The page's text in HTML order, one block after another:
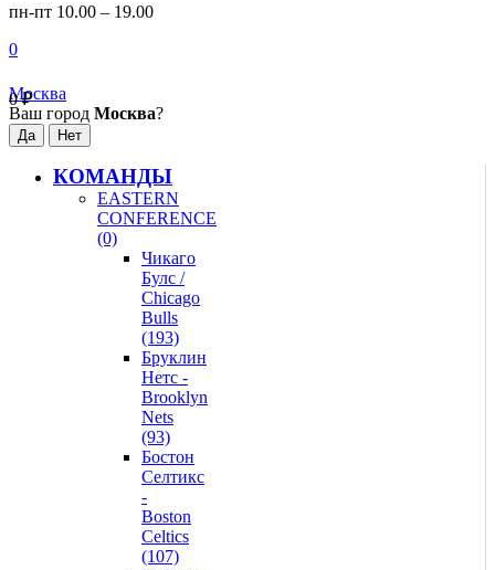
пн-пт 10.00 – 19.00
0
0₽
Москва
Ваш город Москва?
КОМАНДЫ
EASTERN
CONFERENCE
(0)
Чикаго
Булс /
Chicago
Bulls
(193)
Бруклин
Нетс -
Brooklyn
Nets
(93)
Бостон
Селтикс
-
Boston
Celtics
(107)